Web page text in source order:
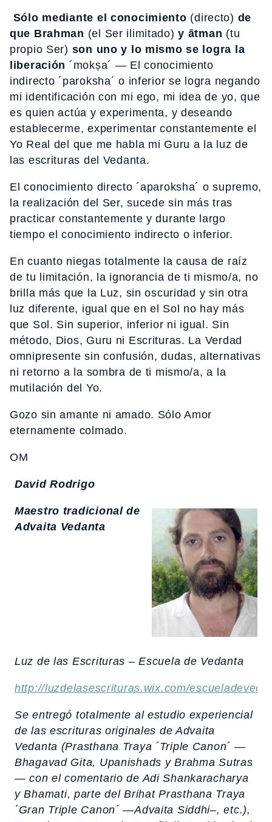
Sólo mediante el conocimiento (directo) de
que Brahman (el Ser ilimitado) y ātman (tu
propio Ser) son uno y lo mismo se logra la
liberación ´mokṣa´ — El conocimiento
indirecto ´paroksha´ o inferior se logra negando
mi identificación con mi ego, mi idea de yo, que
es quien actúa y experimenta, y deseando
establecerme, experimentar constantemente el
Yo Real del que me habla mi Guru a la luz de
las escrituras del Vedanta.
El conocimiento directo ´aparoksha´ o supremo,
la realización del Ser, sucede sin más tras
practicar constantemente y durante largo
tiempo el conocimiento indirecto o inferior.
En cuanto niegas totalmente la causa de raíz
de tu limitación, la ignorancia de ti mismo/a, no
brilla más que la Luz, sin oscuridad y sin otra
luz diferente, igual que en el Sol no hay más
que Sol. Sin superior, inferior ni igual. Sin
método, Dios, Guru ni Escrituras. La Verdad
omnipresente sin confusión, dudas, alternativas
ni retorno a la sombra de ti mismo/a, a la
mutilación del Yo.
Gozo sin amante ni amado. Sólo Amor
eternamente colmado.
OM
David Rodrigo
Maestro tradicional de
Advaita Vedanta
Luz de las Escrituras – Escuela de Vedanta
http://luzdelasescrituras.wix.com/
Se entregó totalmente al estudio experiencial
de las escrituras originales de Advaita
Vedanta (Prasthana Traya ´Triple Canon´ —
Bhagavad Gita, Upanishads yBrahma Sutras
— con el comentario de Adi Shankaracharya
yBhamati, parte del Brihat Prasthana Traya
´Gran Triple Canon´ —Advaita Siddhi–, etc.),